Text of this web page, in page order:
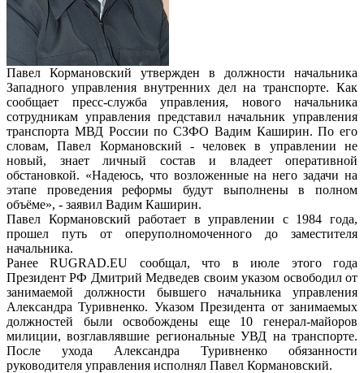
Павел Кормановский утвержден в должности начальника
Западного управления внутренних дел на транспорте. Как
сообщает пресс-служба управления, нового начальника
сотрудникам управления представил начальник управления
транспорта МВД России по СЗФО Вадим Каширин. По его
словам, Павел Кормановский - человек в управлении не
новый, знает личный состав и владеет оперативной
обстановкой. «Надеюсь, что возложенные на него задачи на
этапе проведения реформы будут выполнены в полном
объёме», - заявил Вадим Каширин.
Павел Кормановский работает в управлении с 1984 года,
прошел путь от оперуполномоченного до заместителя
начальника.
Ранее RUGRAD.EU сообщал, что в июле этого года
Президент РФ Дмитрий Медведев своим указом освободил от
занимаемой должности бывшего начальника управления
Александра Туривненко. Указом Президента от занимаемых
должностей были освобождены еще 10 генерал-майоров
милиции, возглавлявшие региональные УВД на транспорте.
После ухода Александра Туривненко обязанности
руководителя управления исполнял Павел Кормановский.